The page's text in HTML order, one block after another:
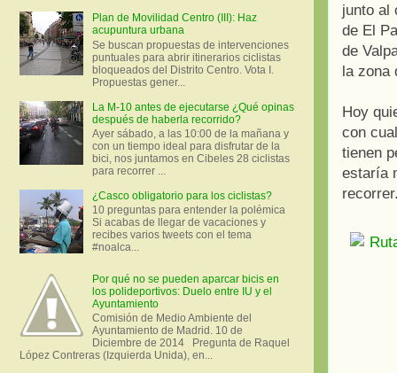
junto al
de El
de
la zona
Hoy
con
tienen
estaría
Plan de Movilidad Centro (III): Haz
acupuntura urbana
Se buscan propuestas de intervenciones
puntuales para abrir itinerarios ciclistas
bloqueados del Distrito Centro. Vota I.
Propuestas gener...
La M-10 antes de ejecutarse ¿Qué opinas
después de haberla recorrido?
Ayer sábado, a las 10:00 de la mañana y
con un tiempo ideal para disfrutar de la
bici, nos juntamos en Cibeles 28 ciclistas
para recorrer ...
¿Casco obligatorio para los ciclistas?
10 preguntas para entender la polémica
Si acabas de llegar de vacaciones y
recibes varios tweets con el tema
#noalca...
Por qué no se pueden aparcar bicis en
los polideportivos: Duelo entre IU y el
Ayuntamiento
Comisión de Medio Ambiente del
Ayuntamiento de Madrid. 10 de
Diciembre de 2014 Pregunta de Raquel
López Contreras (Izquierda Unida), en...